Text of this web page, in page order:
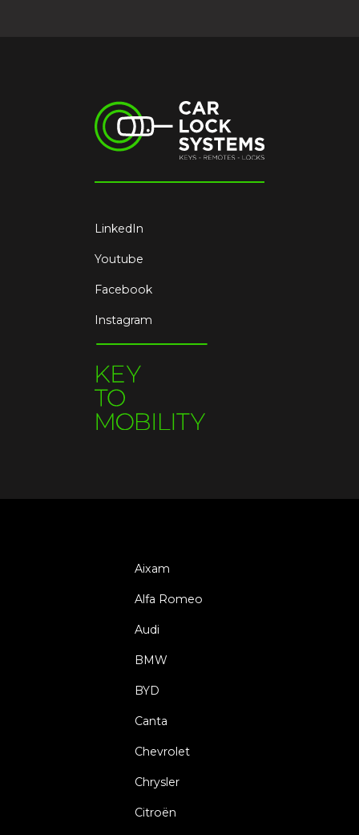
LinkedIn
Youtube
Facebook
Instagram
Aixam
Alfa Romeo
Audi
BMW
BYD
Canta
Chevrolet
Chrysler
Citroën